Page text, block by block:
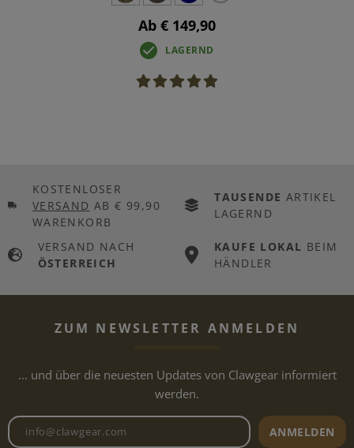
Ab € 149,90
LAGERND
KOSTENLOSER
VERSAND AB € 99,90
WARENKORB
TAUSENDE ARTIKEL
LAGERND
VERSAND NACH
ÖSTERREICH
KAUFE LOKAL BEIM
HÄNDLER
ZUM NEWSLETTER ANMELDEN
... und über die neuesten Updates von Clawgear informiert
werden.
Newsletter E-Mail-Adresse
ANMELDEN